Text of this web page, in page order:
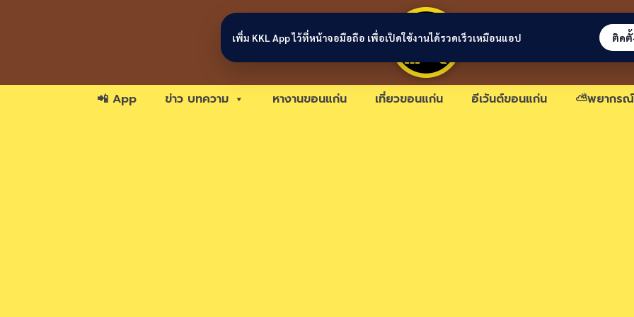
ขอนแก่นลิงก์
📲 App ข่าว บทความ หางานขอนแก่น เที่ยวขอนแก่น อีเว้นต์ขอนแก่น ⛅พยากร
เพิ่ม KKL App ไว้ที่หน้าจอมือถือ เพื่อเปิดใช้งานได้รวดเร็วเหมือนแอป ติดตั้